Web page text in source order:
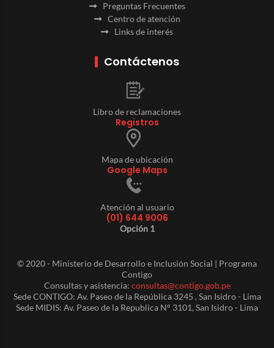
Preguntas Frecuentes
Centro de atención
Links de interés
Contáctenos
Libro de reclamaciones
Registros
Mapa de ubicación
Google Maps
Atención al usuario
(01) 644 9006
Opción 1
© 2020 - Ministerio de Desarrollo e Inclusión Social | Programa
Contigo
Consultas y asistencia: consultas@contigo.gob.pe
Sede CONTIGO: Av. Paseo de la República 3245 , San Isidro - Lima
Sede MIDIS: Av. Paseo de la Republica N° 3101, San Isidro - Lima